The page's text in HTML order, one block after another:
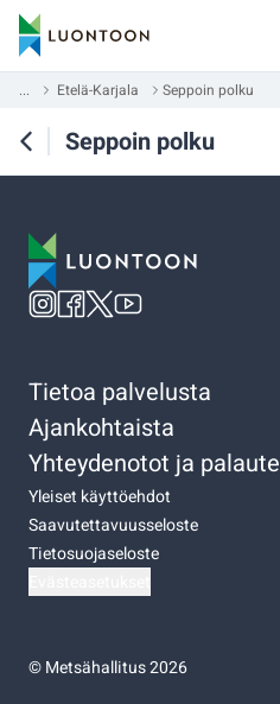
... Etelä-Karjala Seppoin polku
Seppoin polku
Tietoa palvelusta
Ajankohtaista
Yhteydenotot ja palaute
Yleiset käyttöehdot
Saavutettavuusseloste
Tietosuojaseloste
©Metsähallitus 2026